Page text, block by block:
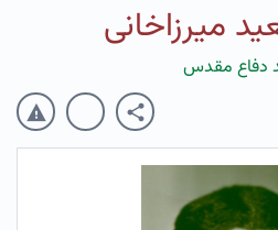
میرزاخانی
دفاع مقدس